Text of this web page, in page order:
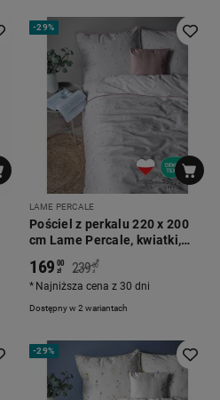
-29%
LAME PERCALE
Pościel z perkalu 220 x 200
cm Lame Percale, kwiatki,
Dostępny w 2 wariantach
169 00
zł 239 00
zł
*
Najniższa cena z 30 dni
-29%